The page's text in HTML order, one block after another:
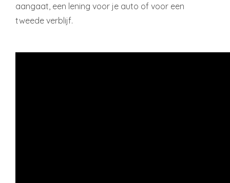
aangaat, een lening voor je auto of voor een
tweede verblijf.